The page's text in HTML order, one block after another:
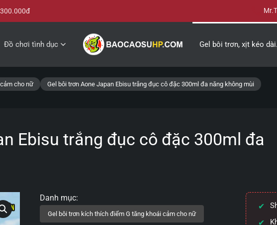
Đồ chơi tình dục Gel bôi trơn, xịt kéo dài.
cho nữ Gel bôi trơn Aone Japan Ebisu trắng đục cô đặc 300ml đa năng không mùi
Ebisu trắng đục cô đặc 300ml đa